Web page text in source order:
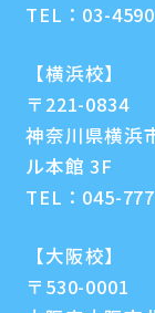
TEL： 03-
【横浜校】
〒221-0834
神奈川県横浜
ル本館 3F
TEL： 045-
【大阪校】
〒530-0001